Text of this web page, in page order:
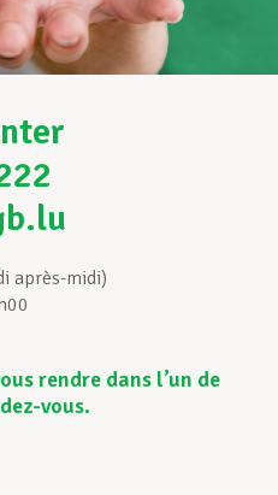
après-midi)
rendre dans l’un de
vous.